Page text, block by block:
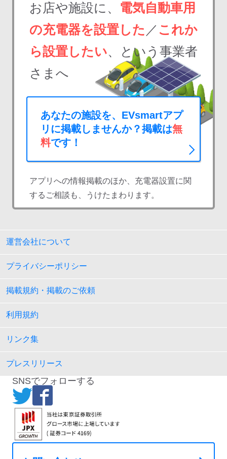
お店や施設に、 電気自動車用
の充電器を設置した ／ これか
ら設置したい、という事業者
さまへ
あなたの施設を、EVsmartアプ
リに掲載しませんか？掲載は無
料です！
アプリへの情報掲載のほか、充電器設置に関
するご相談も、うけたまわります。
運営会社について
プライバシーポリシー
掲載規約・掲載のご依頼
利用規約
リンク集
プレスリリース
SNSでフォローする